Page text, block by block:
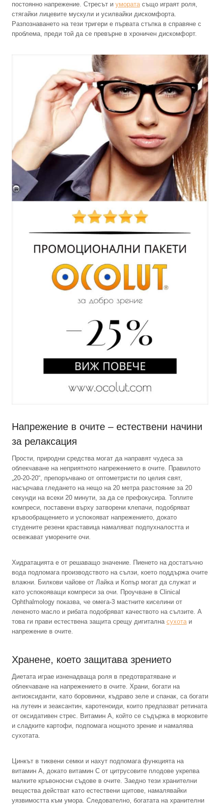
постоянно напрежение. Стресът и уморатасъщо играят роля,
стягайки лицевите мускули и усилвайки дискомфорта.
Разпознаването на тези тригери е първата стъпка в справяне с
проблема, преди той да се превърне в хроничен дискомфорт.
Напрежение в очите – естествени начини
за релаксация
Прости, природни средства могат да направят чудеса за
облекчаване на неприятното напрежението в очите. Правилото
„20-20-20“, препоръчвано от оптометристи по целия свят,
насърчава гледането на нещо на 20 метра разстояние за 20
секунди на всеки 20 минути, за да се префокусира. Топлите
компреси, поставени върху затворени клепачи, подобряват
кръвообращението и успокояват напрежението, докато
студените резени краставица намаляват подпухналостта и
освежават уморените очи.
Хидратацията е от решаващо значение. Пиенето на достатъчно
вода подпомага производството на сълзи, което поддържа очите
влажни. Билкови чайове от Лайка и Копър могат да служат и
като успокояващи компреси за очи. Проучване в Clinical
Ophthalmology показва, че омега-3 мастните киселини от
лененото масло и рибата подобряват качеството на сълзите. А
това ги прави естествена защита срещу дигитална сухота и
напрежение в очите.
Хранене, което защитава зрението
Диетата играе изненадваща роля в предотвратяване и
облекчаване на напрежението в очите. Храни, богати на
антиоксиданти, като боровинки, къдраво зеле и спанак, са богати
на лутеин и зеаксантин, каротеноиди, които предпазват ретината
от оксидативен стрес. Витамин А, който се съдържа в морковите
и сладките картофи, подпомага нощното зрение и намалява
сухотата.
Цинкът в тиквени семки и нахут подпомага функцията на
витамин А, докато витамин С от цитрусовите плодове укрепва
малките кръвоносни съдове в очите. Заедно тези хранителни
вещества действат като естествени щитове, намалявайки
уязвимостта към умора. Следователно, богатата на хранителни